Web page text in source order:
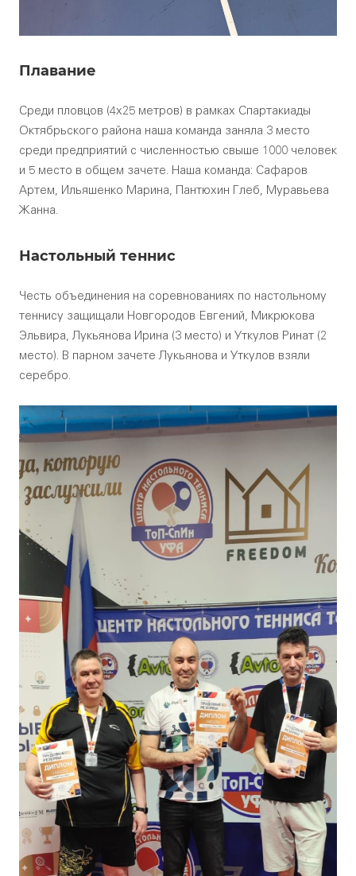
Плавание
Среди пловцов (4х25 метров) в рамках Спартакиады
Октябрьского района наша команда заняла 3 место
среди предприятий с численностью свыше 1000 человек
и 5 место в общем зачете. Наша команда: Сафаров
Артем, Ильяшенко Марина, Пантюхин Глеб, Муравьева
Жанна.
Настольный теннис
Честь объединения на соревнованиях по настольному
теннису защищали Новгородов Евгений, Микрюкова
Эльвира, Лукьянова Ирина (3 место) и Уткулов Ринат (2
место). В парном зачете Лукьянова и Уткулов взяли
серебро.